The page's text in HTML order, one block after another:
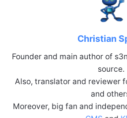
Christian
Founder and main author of
source.
Also, translator and reviewer
and
Moreover, big fan and